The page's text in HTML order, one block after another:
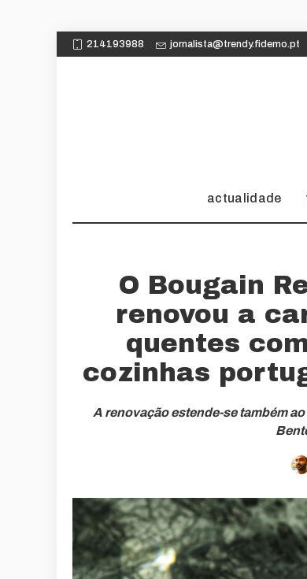
214193988 jornalista@trendy.fidemo.pt
actualidade
O Bougain
renovou a
quentes
cozinhas
A renovação estende-se também